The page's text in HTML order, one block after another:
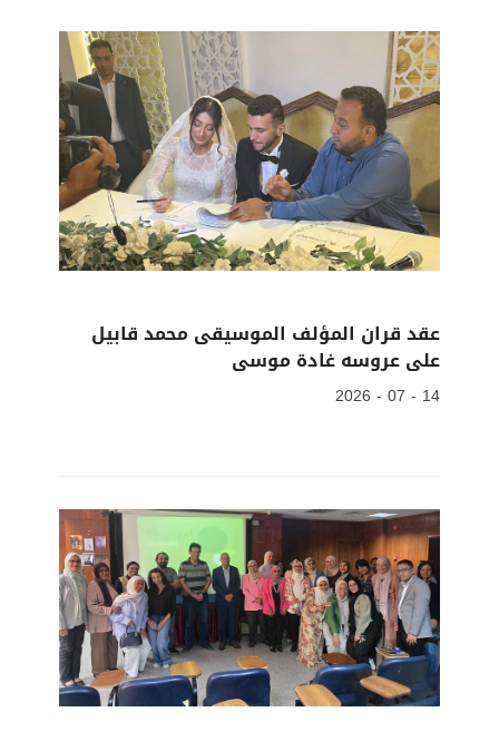
عقد قران المؤلف الموسيقى محمد قابيل
على عروسه غادة موسى
14 - 07 - 2026